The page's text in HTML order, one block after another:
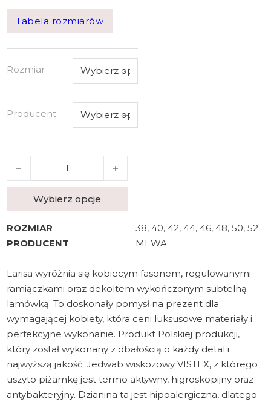
Tabela rozmiarów
Rozmiar
Producent
ilość Biała Koszula Nocna Larisa
Wybierz opcje
ROZMIAR
38, 40, 42, 44, 46, 48, 50, 52
PRODUCENT
MEWA
Larisa wyróżnia się kobiecym fasonem, regulowanymi
ramiączkami oraz dekoltem wykończonym subtelną
lamówką. To doskonały pomysł na prezent dla
wymagającej kobiety, która ceni luksusowe materiały i
perfekcyjne wykonanie. Produkt Polskiej produkcji,
który został wykonany z dbałością o każdy detal i
najwyższą jakość. Jedwab wiskozowy VISTEX, z którego
uszyto piżamkę jest termo aktywny, higroskopijny oraz
antybakteryjny. Dzianina ta jest hipoalergiczna, dlatego